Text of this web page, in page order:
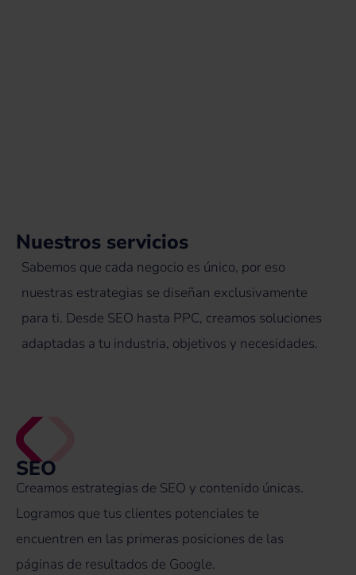
Nuestros servicios
Sabemos que cada negocio es único, por eso
nuestras estrategias se diseñan exclusivamente
para ti. Desde SEO hasta PPC, creamos soluciones
adaptadas a tu industria, objetivos y necesidades.
SEO
Creamos estrategias de SEO y contenido únicas.
Logramos que tus clientes potenciales te
encuentren en las primeras posiciones de las
páginas de resultados de Google.